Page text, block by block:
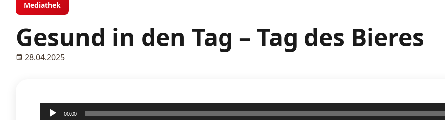
Mediathek
Gesund in den Tag – Tag des Bieres
28.04.2025
Audio-00:00